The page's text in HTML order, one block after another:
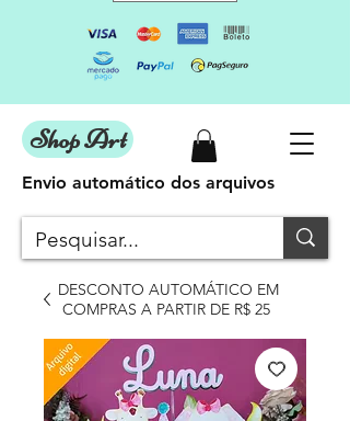
Shop Art
DESCONTO AUTOMÁTICO EM
COMPRAS A PARTIR DE R$ 25
Envio automático dos arquivos